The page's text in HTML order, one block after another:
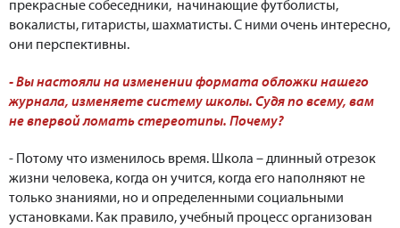
прекрасные собеседники, начинающие футболисты,
вокалисты, гитаристы, шахматисты. С ними очень интересно,
они перспективны.
- Вы настояли на изменении формата обложки нашего
журнала, изменяете систему школы. Судя по всему, вам
не впервой ломать стереотипы. Почему?
- Потому что изменилось время. Школа – длинный отрезок
жизни человека, когда он учится, когда его наполняют не
только знаниями, но и определенными социальными
установками. Как правило, учебный процесс организован